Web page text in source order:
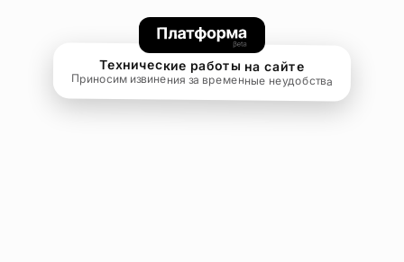
Технические работы на сайте
Приносим извинения за временные неудобства